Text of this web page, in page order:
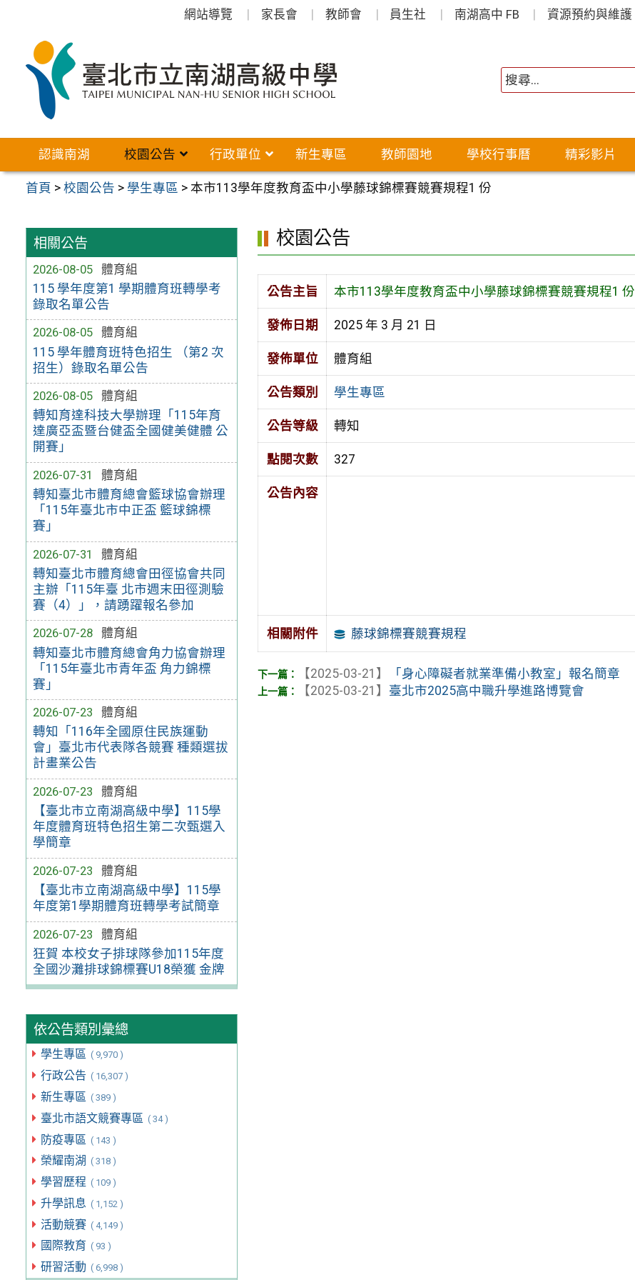
網站導覽 家長會 教師會 員生社 南湖高中 FB 資源預約與維護
認識南湖 校園公告 行政單位 新生專區 教師園地 學校行事曆 精彩影片
首頁 >校園公告 > 學生專區 >本市113學年度教育盃中小學藤球錦標賽競賽規程1 份
相關公告
2026-08-05
體育組
115 學年度第1 學期體育班轉學考
錄取名單公告
2026-08-05
體育組
115 學年體育班特色招生 （第2 次
招生）錄取名單公告
2026-08-05
體育組
轉知育達科技大學辦理「115年育
達廣亞盃暨台健盃全國健美健體 公
開賽」
2026-07-31
體育組
轉知臺北市體育總會籃球協會辦理
「115年臺北市中正盃 籃球錦標
賽」
2026-07-31
體育組
轉知臺北市體育總會田徑協會共同
主辦「115年臺 北市週末田徑測驗
賽（4）」，請踴躍報名參加
2026-07-28
體育組
轉知臺北市體育總會角力協會辦理
「115年臺北市青年盃 角力錦標
賽」
2026-07-23
體育組
轉知「116年全國原住民族運動
會」臺北市代表隊各競賽 種類選拔
計畫業公告
2026-07-23
體育組
【臺北市立南湖高級中學】115學
年度體育班特色招生第二次甄選入
學簡章
2026-07-23
體育組
【臺北市立南湖高級中學】115學
年度第1學期體育班轉學考試簡章
2026-07-23
體育組
狂賀 本校女子排球隊參加115年度
全國沙灘排球錦標賽U18榮獲 金牌
依公告類別彙總
學生專區 ( 9,970 )
行政公告 ( 16,307 )
新生專區 ( 389 )
臺北市語文競賽專區 ( 34 )
防疫專區 ( 143 )
榮耀南湖 ( 318 )
學習歷程 ( 109 )
升學訊息 ( 1,152 )
活動競賽 ( 4,149 )
國際教育 ( 93 )
研習活動 ( 6,998 )
校園公告
公告主旨 本市113學年度教育盃中小學藤球錦標賽競賽規程1 份
發佈日期 2025 年 3 月 21 日
發佈單位 體育組
公告類別 學生專區
公告等級 轉知
點閱次數 327
公告內容
相關附件 藤球錦標賽競賽規程
【2025-03-21】
「身心障礙者就業準備小教室」報名簡章
【2025-03-21】 臺北市2025高中職升學進路博覽會